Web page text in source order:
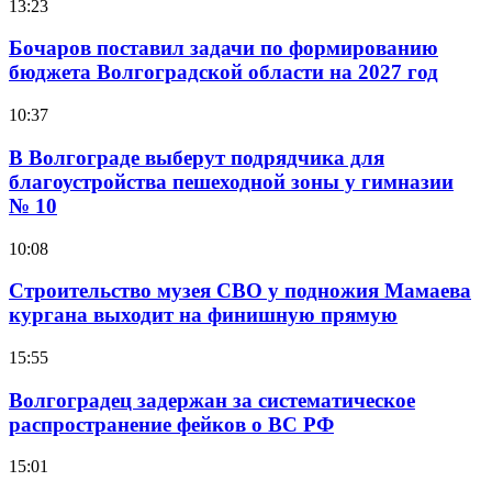
13:23
Бочаров поставил задачи по формированию
бюджета Волгоградской области на 2027 год
10:37
В Волгограде выберут подрядчика для
благоустройства пешеходной зоны у гимназии
№ 10
10:08
Строительство музея СВО у подножия Мамаева
кургана выходит на финишную прямую
15:55
Волгоградец задержан за систематическое
распространение фейков о ВС РФ
15:01